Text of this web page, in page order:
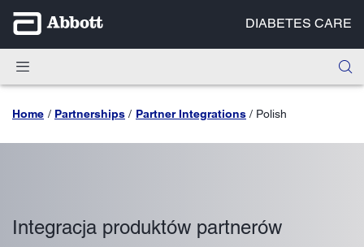
DIABETES CARE
Home Partnerships Partner Integrations Polish
Integracja produktów partnerów